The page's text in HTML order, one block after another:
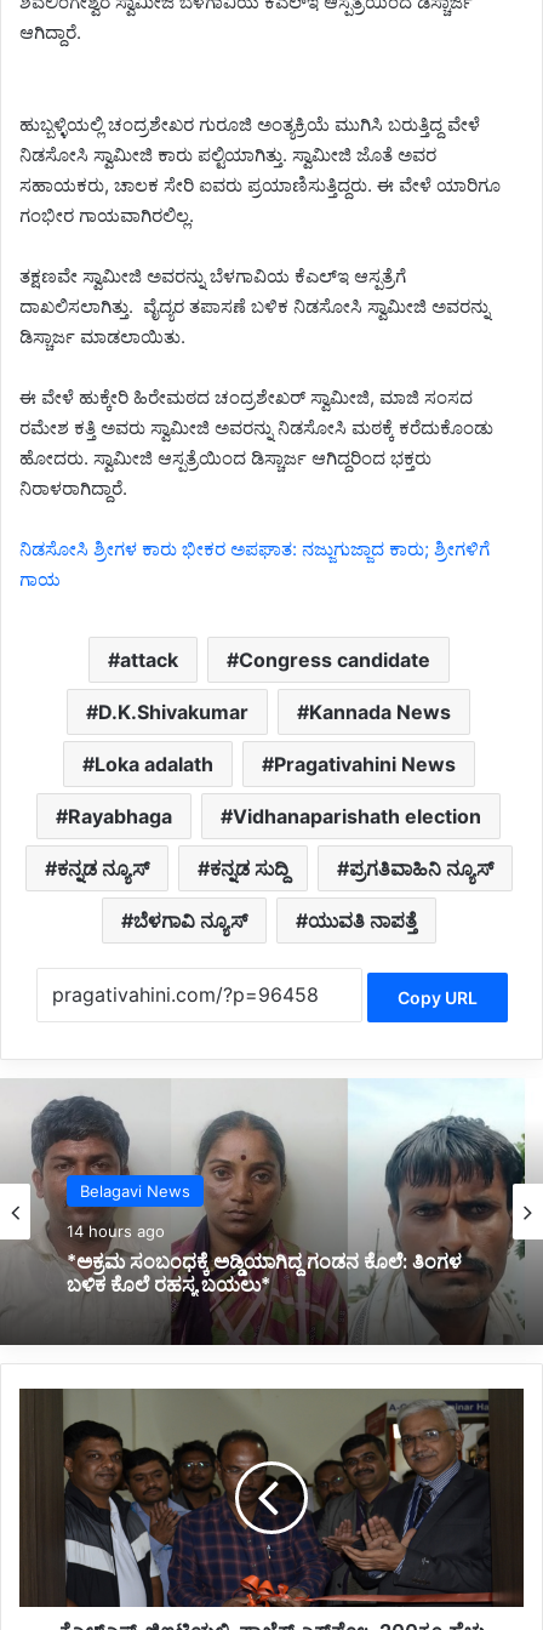
ಆಗಿದ್ದಾರೆ.
ಹುಬ್ಬಳ್ಳಿಯಲ್ಲಿ ಚಂದ್ರಶೇಖರ ಗುರೂಜಿ ಅಂತ್ಯಕ್ರಿಯೆ ಮುಗಿಸಿ ಬರುತ್ತಿದ್ದ ವೇಳೆ
ನಿಡಸೋಸಿ ಸ್ವಾಮೀಜಿ ಕಾರು ಪಲ್ಟಿಯಾಗಿತ್ತು. ಸ್ವಾಮೀಜಿ ಜೊತೆ ಅವರ
ಸಹಾಯಕರು, ಚಾಲಕ ಸೇರಿ ಐವರು ಪ್ರಯಾಣಿಸುತ್ತಿದ್ದರು. ಈ ವೇಳೆ ಯಾರಿಗೂ
ಗಂಭೀರ ಗಾಯವಾಗಿರಲಿಲ್ಲ.
ತಕ್ಷಣವೇ ಸ್ವಾಮೀಜಿ ಅವರನ್ನು ಬೆಳಗಾವಿಯ ಕೆಎಲ್ಇ ಆಸ್ಪತ್ರೆಗೆ
ದಾಖಲಿಸಲಾಗಿತ್ತು‌. ವೈದ್ಯರ ತಪಾಸಣೆ ಬಳಿಕ ನಿಡಸೋಸಿ ಸ್ವಾಮೀಜಿ ಅವರನ್ನು
ಡಿಸ್ಚಾರ್ಜ ಮಾಡಲಾಯಿತು.
ಈ ವೇಳೆ ಹುಕ್ಕೇರಿ ಹಿರೇಮಠದ ಚಂದ್ರಶೇಖರ್ ಸ್ವಾಮೀಜಿ, ಮಾಜಿ ಸಂಸದ
ರಮೇಶ ಕತ್ತಿ ಅವರು ಸ್ವಾಮೀಜಿ ಅವರನ್ನು ನಿಡಸೋಸಿ ಮಠಕ್ಕೆ ಕರೆದುಕೊಂಡು
ಹೋದರು. ಸ್ವಾಮೀಜಿ ಆಸ್ಪತ್ರೆಯಿಂದ ಡಿಸ್ಚಾರ್ಜ ಆಗಿದ್ದರಿಂದ ಭಕ್ತರು
ನಿರಾಳರಾಗಿದ್ದಾರೆ.
ನಿಡಸೋಸಿ ಶ್ರೀಗಳ ಕಾರು ಭೀಕರ ಅಪಘಾತ: ನಜ್ಜುಗುಜ್ಜಾದ ಕಾರು; ಶ್ರೀಗಳಿಗೆ
ಗಾಯ
attack Congress candidate
D.K.Shivakumar Kannada News
Loka adalath Pragativahini News
Rayabhaga Vidhanaparishath election
ಕನ್ನಡ ನ್ಯೂಸ್ ಕನ್ನಡ ಸುದ್ದಿ ಪ್ರಗತಿವಾಹಿನಿ ನ್ಯೂಸ್
ಬೆಳಗಾವಿ ನ್ಯೂಸ್ ಯುವತಿ ನಾಪತ್ತೆ
Copy URL
Belagavi News
14 hours ago
*ನಿಂತಿದ್ದ ಟ್ರಕ್‌ಗೆ ಬೈಕ್ ಡಿಕ್ಕಿ; ಸವಾರ ಸಾವು*
ಟಿ